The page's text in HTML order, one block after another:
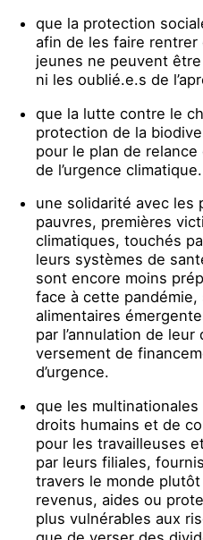
que la protection
afin de les faire rentrer
jeunes ne peuvent être
ni les oublié.e.s de
que la lutte contre le
protection de la
pour le plan de relance
de l’urgence climatique.
une solidarité avec les
pauvres, premières
climatiques, touchés
leurs systèmes de
sont encore moins
face à cette
alimentaires
par l’annulation de
versement de
d’urgence.
que les multinationales
droits humains et de
pour les travailleuses
par leurs filiales,
travers le monde
revenus, aides ou
plus vulnérables aux